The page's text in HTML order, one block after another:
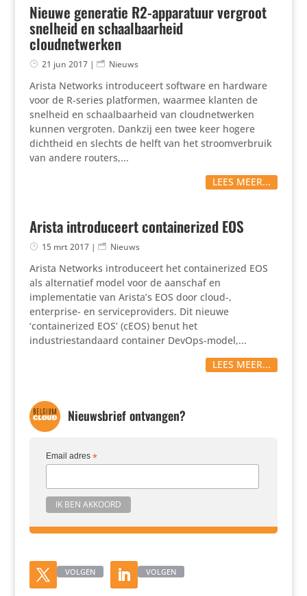
Nieuwe generatie R2-apparatuur vergroot
snelheid en schaalbaarheid
cloudnetwerken
21 jun 2017| Nieuws
Arista Networks introduceert software en hardware
voor de R-series platformen, waarmee klanten de
snelheid en schaalbaarheid van cloudnetwerken
kunnen vergroten. Dankzij een twee keer hogere
dichtheid en slechts de helft van het stroomverbruik
van andere routers,...
LEES MEER...
Arista introduceert containerized EOS
15 mrt 2017| Nieuws
Arista Networks introduceert het containerized EOS
als alternatief model voor de aanschaf en
implementatie van Arista’s EOS door cloud-,
enterprise- en serviceproviders. Dit nieuwe
‘containerized EOS’ (cEOS) benut het
industriestandaard container DevOps-model,...
LEES MEER...
Nieuwsbrief ontvangen?
Email adres *
VOLGEN VOLGEN